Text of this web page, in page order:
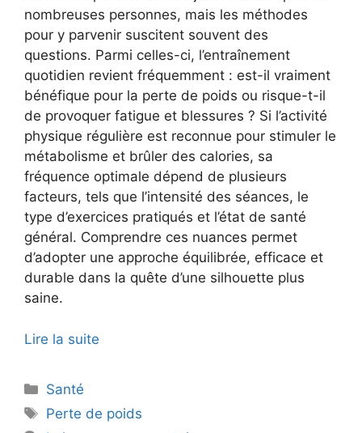
nombreuses personnes, mais les méthodes
pour y parvenir suscitent souvent des
questions. Parmi celles-ci, l’entraînement
quotidien revient fréquemment : est-il vraiment
bénéfique pour la perte de poids ou risque-t-il
de provoquer fatigue et blessures ? Si l’activité
physique régulière est reconnue pour stimuler le
métabolisme et brûler des calories, sa
fréquence optimale dépend de plusieurs
facteurs, tels que l’intensité des séances, le
type d’exercices pratiqués et l’état de santé
général. Comprendre ces nuances permet
d’adopter une approche équilibrée, efficace et
durable dans la quête d’une silhouette plus
saine.
Lire la suite
Catégories
Santé
Étiquettes
Perte de poids